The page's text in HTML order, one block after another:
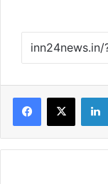
Facebook
X